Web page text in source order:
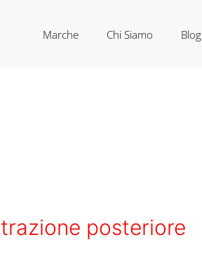
Marche Chi Siamo Blog
posteriore